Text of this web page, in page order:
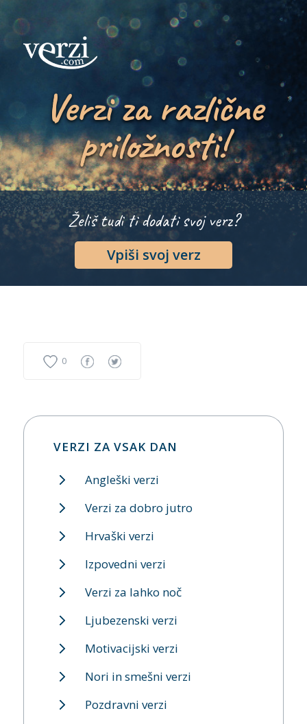
Verzi za različne
priložnosti!
Želiš tudi ti dodati svoj verz?
Vpiši svoj verz
0
VERZI ZA VSAK DAN
Angleški verzi
Verzi za dobro jutro
Hrvaški verzi
Izpovedni verzi
Verzi za lahko noč
Ljubezenski verzi
Motivacijski verzi
Nori in smešni verzi
Pozdravni verzi